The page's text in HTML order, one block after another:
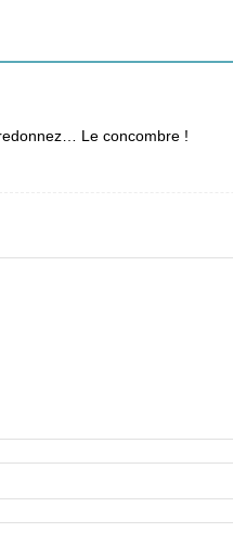
Le concombre !